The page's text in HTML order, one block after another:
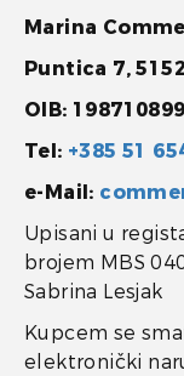
Marina
Puntica 7,
OIB:
Tel: +385 51
e-Mail:
Upisani u
brojem MBS
Sabrina Lesjak
Kupcem se
elektronički